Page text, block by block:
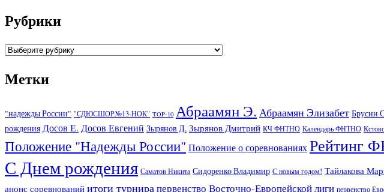
Рубрики
Рубрики
Метки
"надежды России" "СДЮСШОР№13-НОК" TOP-10 Абраамян Э. Абраамян Элизабет Брусин
рождения Досов Е. Досов Евгений Зырянов Д. Зырянов Дмитрий КЧ ФНТНО Календарь ФНТНО
Положение "Надежды России" Положение о соревнованияхРейтинг
С Днем рождения Саматов Никита Сидоренко Владимир С новым годом! Тайлакова
анонс соревнований итоги турнирапервенство Восточно-Европейской лиги первенство